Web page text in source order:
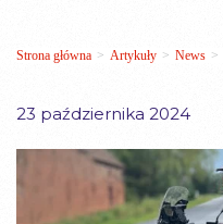
Strona główna > Artykuły > News >
23 października 2024